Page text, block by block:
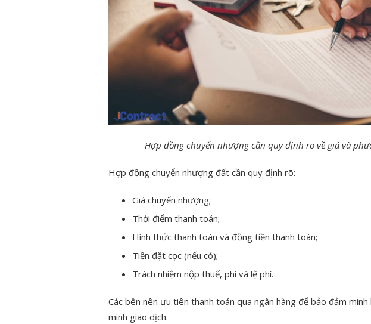
Hợp đồng chuyển nhượng cần quy định rõ về giá và
Hợp đồng chuyển nhượng đất cần quy định rõ:
Giá chuyển nhượng;
Thời điểm thanh toán;
Hình thức thanh toán và đồng tiền thanh toán;
Tiền đặt cọc (nếu có);
Trách nhiệm nộp thuế, phí và lệ phí.
Các bên nên ưu tiên thanh toán qua ngân hàng để bảo đảm
minh giao dịch.